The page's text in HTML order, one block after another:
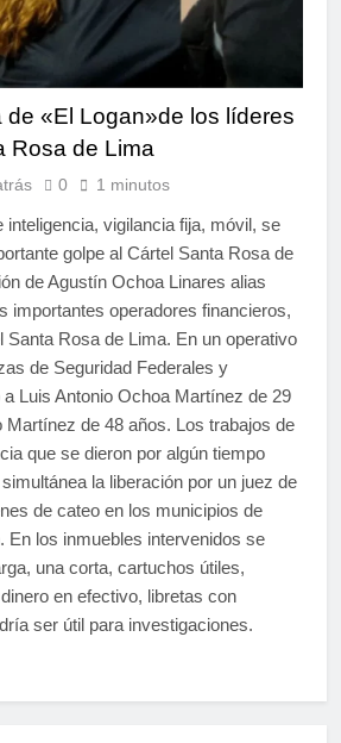
de «El Logan»de los líderes
Rosa de Lima
0 1 minutos
inteligencia, vigilancia fija, móvil, se
golpe al Cártel Santa Rosa de
de Agustín Ochoa Linares alias
importantes operadores financieros,
Santa Rosa de Lima. En un operativo
de Seguridad Federales y
Luis Antonio Ochoa Martínez de 29
Martínez de 48 años. Los trabajos de
que se dieron por algún tiempo
la liberación por un juez de
de cateo en los municipios de
En los inmuebles intervenidos se
una corta, cartuchos útiles,
en efectivo, libretas con
ser útil para investigaciones.